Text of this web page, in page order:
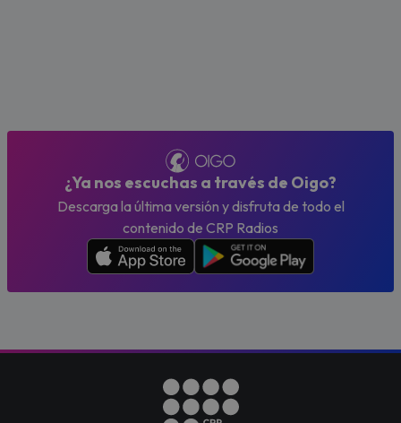
¿Ya nos escuchas a través de Oigo?
Descarga la última versión y disfruta de todo el
contenido de CRP Radios